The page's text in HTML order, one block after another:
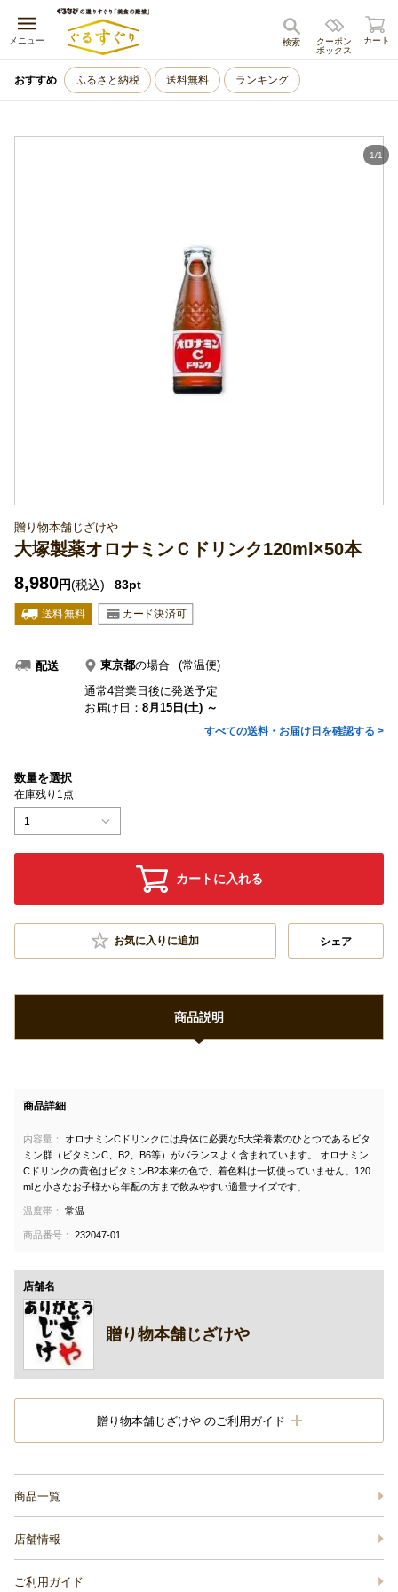
メニュー
キャンセル
クーポン
ボックス
検索 カート
おすすめ ふるさと納税 送料無料 ランキング
1/1
贈り物本舗じざけや
大塚製薬オロナミンＣドリンク120ml×50本
8,980円(税込) 83pt
配送 東京都の場合
(常温便)
通常4営業日後に発送予定
お届け日： 8月15日(土) ～
すべての送料・お届け日を確認する >
数量を選択
在庫残り1点
1
カートに入れる
お気に入りに追加 シェア
商品説明
商品詳細
内容量：
オロナミンCドリンクには身体に必要な5大栄養素のひとつであるビタ
ミン群（ビタミンC、B2、B6等）がバランスよく含まれています。 オロナミン
Cドリンクの黄色はビタミンB2本来の色で、着色料は一切使っていません。120
mlと小さなお子様から年配の方まで飲みやすい適量サイズです。
温度帯： 常温
商品番号： 232047-01
店舗名
贈り物本舗じざけや
贈り物本舗じざけや のご利用ガイド
商品一覧
店舗情報
ご利用ガイド